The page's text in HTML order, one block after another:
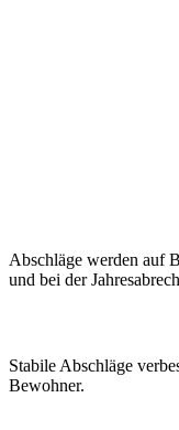
Abschläge werden auf
und bei der
Stabile Abschläge
Bewohner.